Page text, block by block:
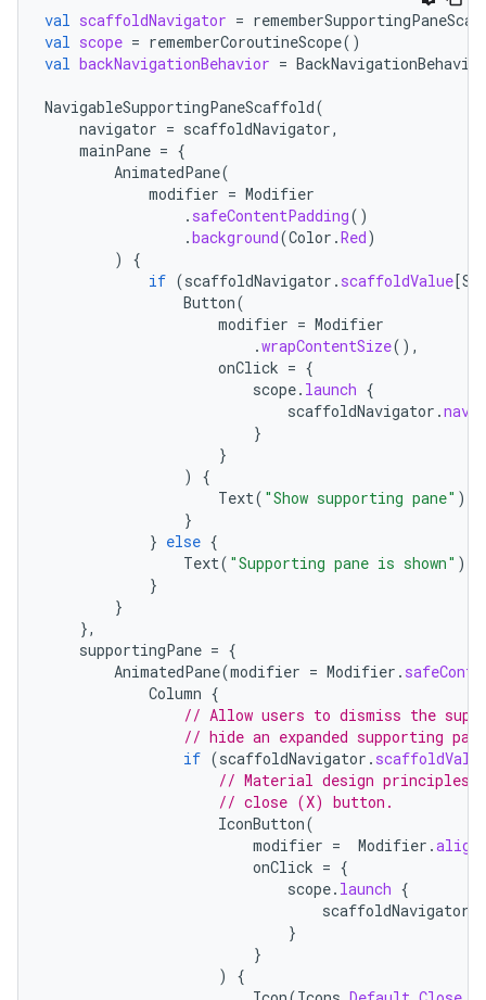
val scaffoldNavigator =
val scope = rememberCoroutineScope()
val backNavigationBehavior = BackNavigationBehavior
NavigableSupportingPaneScaffold(
navigator = scaffoldNavigator,
mainPane = {
AnimatedPane(
modifier = Modifier
. safeContentPadding()
.background(Color .Red)
)
{
if (scaffoldNavigator . scaffoldValue[
Button(
modifier = Modifier
.wrapContentSize(),
onClick = {
scope. launch {
scaffoldNavigator .
}
}
)
{
Text( "Show supporting pane" )
}
} else {
Text( "Supporting pane is shown" )
}
}
},
supportingPane = {
AnimatedPane(modifier = Modifier .
Column {
// Allow users to dismiss the
// hide an expanded supporting
if (scaffoldNavigator .
// Material design principles
// close (X) button.
IconButton(
modifier = Modifier .align
onClick = {
scope. launch {
scaffoldNavigator
}
}
)
{